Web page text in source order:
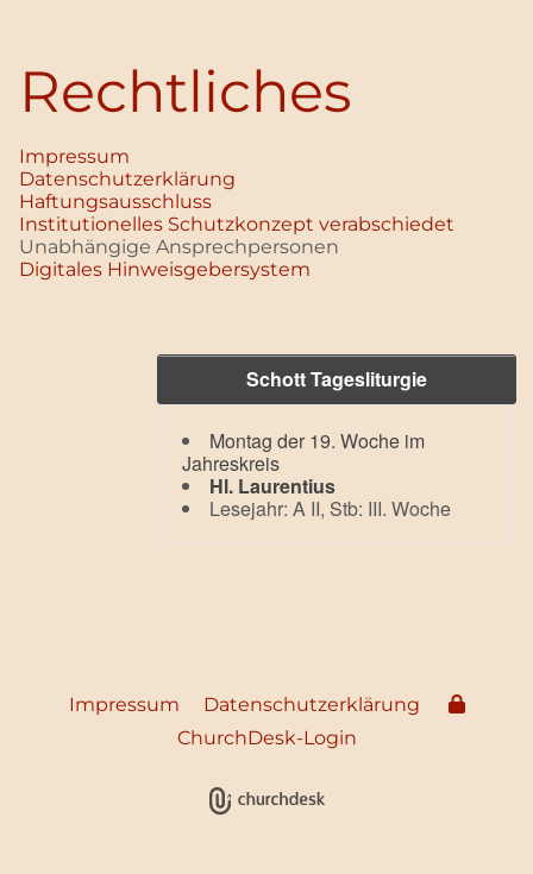
Rechtliches
Impressum
Datenschutz­erklärung
Haftungsausschluss
Institutionelles Schutzkonzept verabschiedet
Unabhängige Ansprechpersonen
Digitales Hinweisgebersystem
Schott Tagesliturgie
Montag der 19. Woche im
Jahreskreis
Hl. Laurentius
Lesejahr: A II, Stb: III. Woche
Impressum
Datenschutzerklärung
ChurchDesk-Login